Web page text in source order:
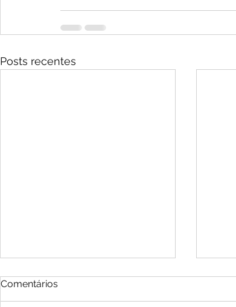
Posts recentes
Comentários